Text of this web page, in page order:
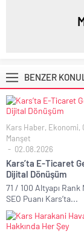
BENZER
Kars Haber, Ekonomi,
Manşet
02.08.2026
Kars’ta E-Ticaret
Dijital Dönüşüm
71 / 100 Altyapı Rank
SEO Puanı Kars’ta...